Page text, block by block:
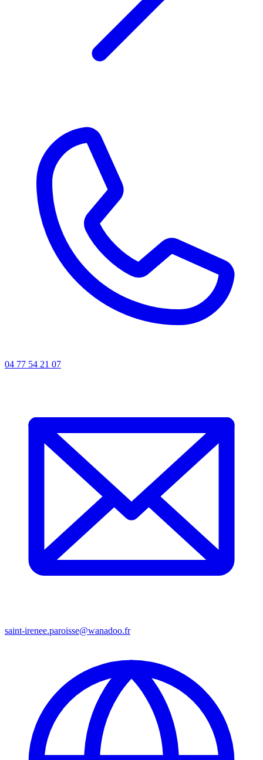
04 77 54 21 07
saint-irenee.paroisse@wanadoo.fr